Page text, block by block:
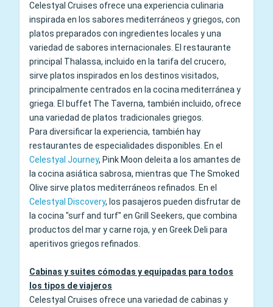
Celestyal Cruises ofrece una experiencia culinaria
inspirada en los sabores mediterráneos y griegos, con
platos preparados con ingredientes locales y una
variedad de sabores internacionales. El restaurante
principal Thalassa, incluido en la tarifa del crucero,
sirve platos inspirados en los destinos visitados,
principalmente centrados en la cocina mediterránea y
griega. El buffet The Taverna, también incluido, ofrece
una variedad de platos tradicionales griegos.
Para diversificar la experiencia, también hay
restaurantes de especialidades disponibles. En el
Celestyal Journey, Pink Moon deleita a los amantes de
la cocina asiática sabrosa, mientras que The Smoked
Olive sirve platos mediterráneos refinados. En el
Celestyal Discovery, los pasajeros pueden disfrutar de
la cocina "surf and turf" en Grill Seekers, que combina
productos del mar y carne roja, y en Greek Deli para
aperitivos griegos refinados.
Cabinas y suites cómodas y equipadas para todos
los tipos de viajeros
Celestyal Cruises ofrece una variedad de cabinas y